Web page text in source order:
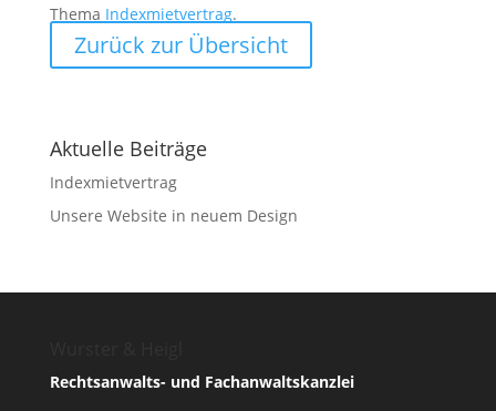
Thema Indexmietvertrag.
Zurück zur Übersicht
Aktuelle Beiträge
Indexmietvertrag
Unsere Website in neuem Design
Rechtsanwalts- und Fachanwaltskanzlei